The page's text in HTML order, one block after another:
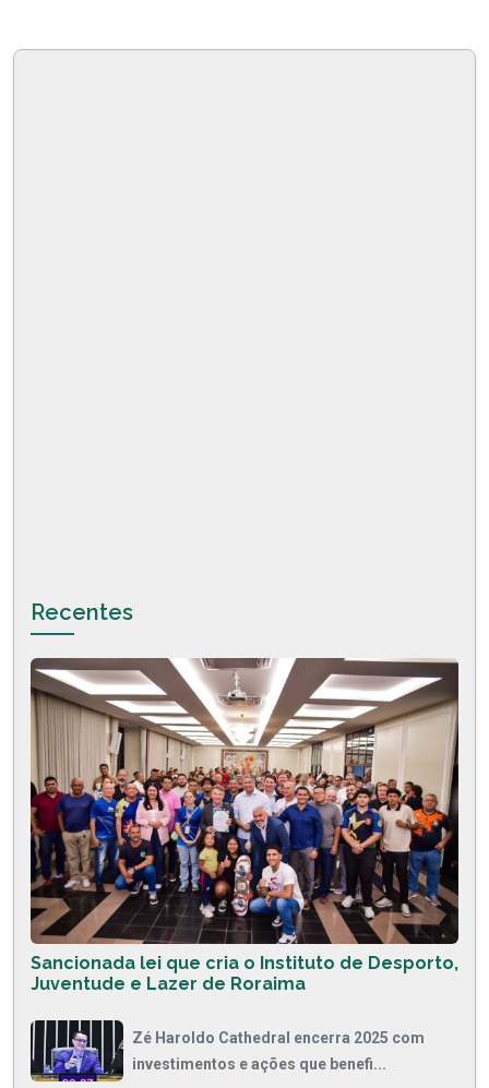
Recentes
Sancionada lei que cria o Instituto de Desporto,
Juventude e Lazer de Roraima
Zé Haroldo Cathedral encerra 2025 com
investimentos e ações que benefi...